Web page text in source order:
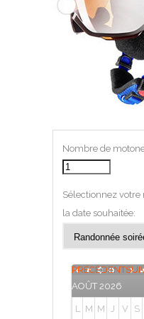
Nombre de
Sélectionnez
la date souhaitée:
PRÉCÉDENT
AOÛT 2026
L M M J V S